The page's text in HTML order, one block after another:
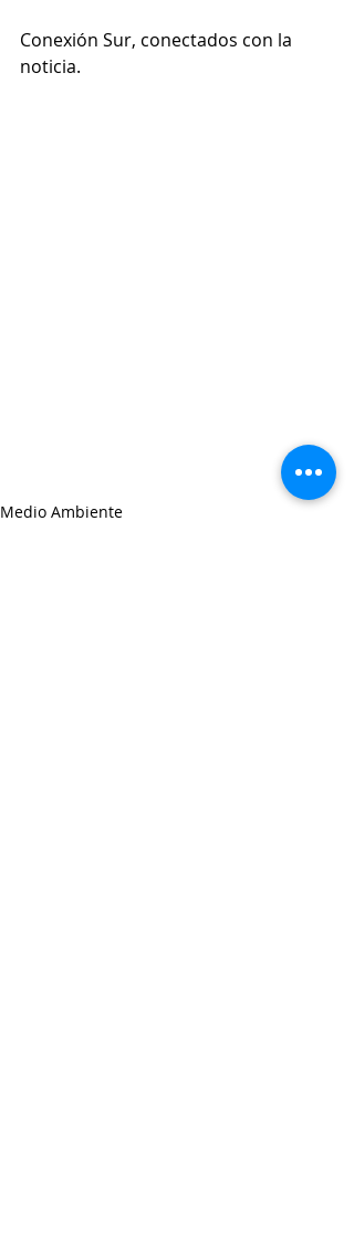
Conexión Sur, conectados con la
noticia.
Medio Ambiente